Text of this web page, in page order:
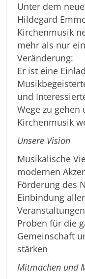
Unter dem
Hildegard
Kirchenmusik
mehr als nur
Veränderung:
Er ist eine
und
Wege zu
Kirchenmusik
Unsere Vision
Musikalische
modernen
Förderung des
Einbindung
Proben für die
Gemeinschaft
stärken
Mitmachen und